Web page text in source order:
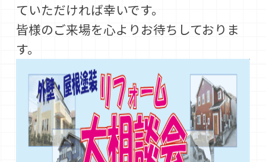
ていただければ幸いです。
皆様のご来場を心よりお待ちしておりま
す。